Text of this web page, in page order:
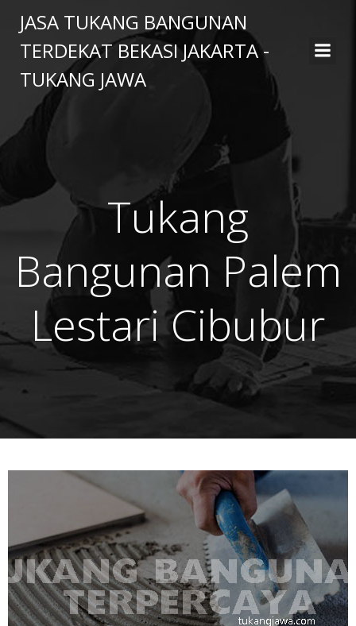
to
content
JASA TUKANG BANGUNAN
TERDEKAT BEKASI JAKARTA -
TUKANG JAWA
Tukang
Bangunan Palem
Lestari Cibubur